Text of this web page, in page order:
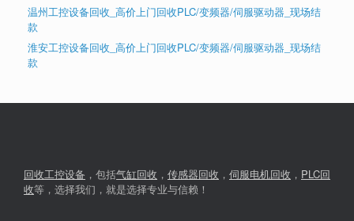
温州工控设备回收_高价上门回收PLC/变频器/伺服驱动器_现场结
款
淮安工控设备回收_高价上门回收PLC/变频器/伺服驱动器_现场结
款
回收工控设备 ，包括气缸回收 ， 传感器回收 ， 伺服电机回收 ， PLC回
收等，选择我们，就是选择专业与信赖！